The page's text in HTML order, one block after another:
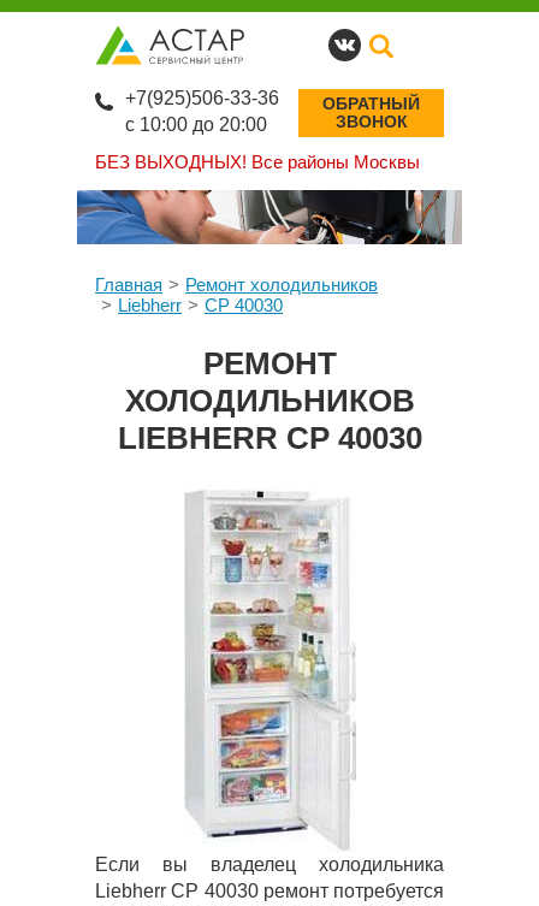
БЕЗ ВЫХОДНЫХ! Все районы Москвы
+7(925)506-33-36
с 10:00 до 20:00
ОБРАТНЫЙ
ЗВОНОК
Главная
Ремонт холодильников
Liebherr
CP 40030
РЕМОНТ
ХОЛОДИЛЬНИКОВ
LIEBHERR CP 40030
Если вы владелец холодильника
Liebherr CP 40030 ремонт потребуется